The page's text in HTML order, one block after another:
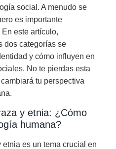
social. A menudo se
es importante
este artículo,
dos categorías se
y cómo influyen en
No te pierdas esta
tu perspectiva
y etnia: ¿Cómo
humana?
etnia es un tema crucial en